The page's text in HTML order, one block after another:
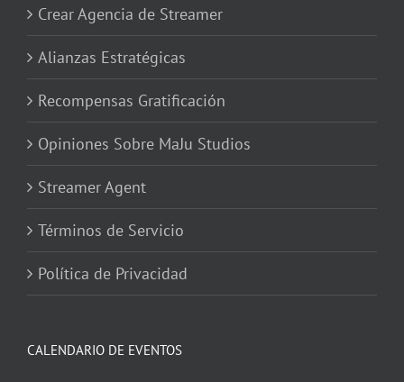
Crear Agencia de Streamer
Alianzas Estratégicas
Recompensas Gratificación
Opiniones Sobre MaJu Studios
Streamer Agent
Términos de Servicio
Política de Privacidad
CALENDARIO DE EVENTOS